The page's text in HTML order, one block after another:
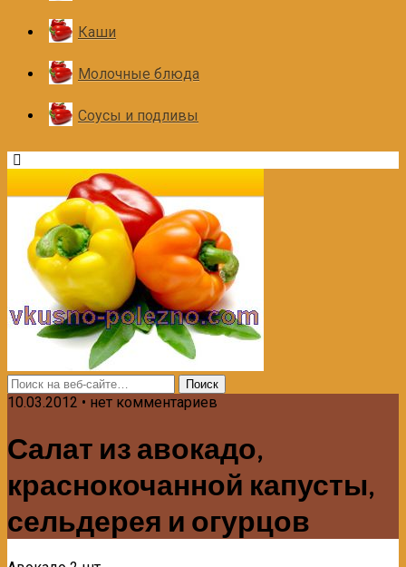
Каши
Молочные блюда
Соусы и подливы
10.03.2012 • нет комментариев
Салат из авокадо,
краснокочанной капусты,
сельдерея и огурцов